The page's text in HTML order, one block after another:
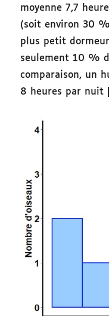
moyenne 7,7
(soit environ 30
plus petit
seulement 10 %
comparaison, un
8 heures par nuit